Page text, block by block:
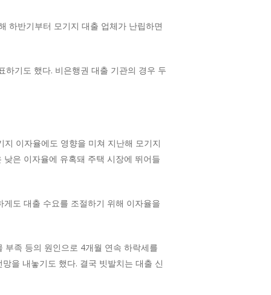
하반기부터 모기지 대출 업체가 난립하면
기도 했다. 비은행권 대출 기관의 경우 두
지 이자율에도 영향을 미쳐 지난해 모기지
은 이자율에 유혹돼 주택 시장에 뛰어들
도 대출 수요를 조절하기 위해 이자율을
족 등의 원인으로 4개월 연속 하락세를
을 내놓기도 했다. 결국 빗발치는 대출 신